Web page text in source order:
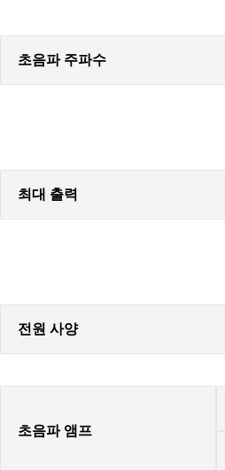
초음파 주파수
최대 출력
전원 사양
초음파 앰프